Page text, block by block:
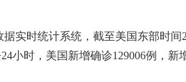
时统计系统，截至美国东部时间2
小时，美国新增确诊129006例，新